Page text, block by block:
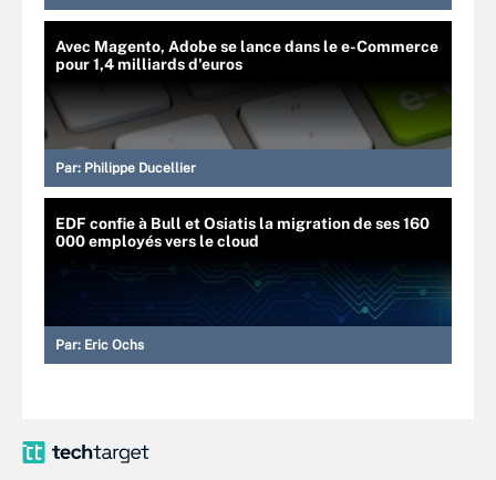
Avec Magento, Adobe se lance dans le e-Commerce
pour 1,4 milliards d'euros
Par: Philippe Ducellier
EDF confie à Bull et Osiatis la migration de ses 160
000 employés vers le cloud
Par: Eric Ochs